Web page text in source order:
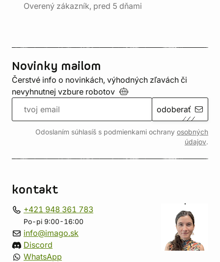
Overený zákazník, pred 5 dňami
Novinky mailom
Čerstvé info o novinkách, výhodných zľavách či
nevyhnutnej vzbure robotov
odoberať
Odoslaním súhlasíš s podmienkami ochrany osobných
údajov.
kontakt
+421 948 361 783
Po-pi 9:00-16:00
info@imago.sk
Discord
WhatsApp